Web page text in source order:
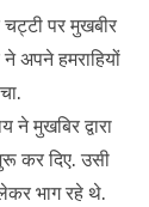
चट्टी पर मुखबीर
ने अपने हमराहियों
मुखबिर द्वारा
कर दिए. उसी
भाग रहे थे.